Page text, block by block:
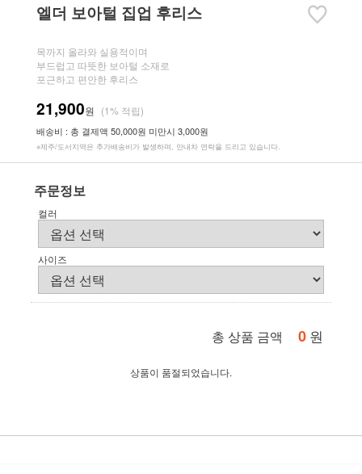
엘더 보아털 집업 후리스
목까지 올라와 실용적이며
부드럽고 따뜻한 보아털 소재로
포근하고 편안한 후리스
21,900원 (1% 적립)
배송비 : 총 결제액 50,000원 미만시 3,000원
※제주/도서지역은 추가배송비가 발생하며, 안내차 연락을 드리고 있습니다.
주문정보
컬러
사이즈
총 상품 금액 0 원
상품이 품절되었습니다.